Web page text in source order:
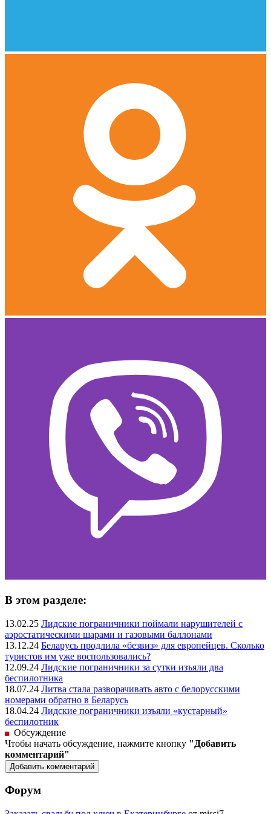
В этом разделе:
13.02.25 Лидские пограничники поймали нарушителей с
аэростатическими шарами и газовыми баллонами
13.12.24 Беларусь продлила «безвиз» для европейцев. Сколько
туристов им уже воспользовались?
12.09.24 Лидские пограничники за сутки изъяли два
беспилотника
18.07.24 Литва стала разворачивать авто с белорусскими
номерами обратно в Беларусь
18.04.24 Лидские пограничники изъяли «кустарный»
беспилотник
Обсуждение
Чтобы начать обсуждение, нажмите кнопку "Добавить
комментарий"
Форум